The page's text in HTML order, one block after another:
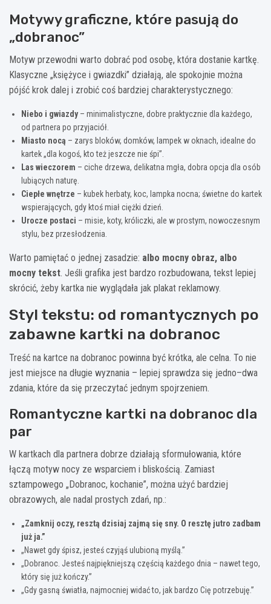
Motywy graficzne, które pasują do
„dobranoc”
Motyw przewodni warto dobrać pod osobę, która dostanie kartkę.
Klasyczne „księżyce i gwiazdki” działają, ale spokojnie można
pójść krok dalej i zrobić coś bardziej charakterystycznego:
Niebo i gwiazdy– minimalistyczne, dobre praktycznie dla każdego,
od partnera po przyjaciół.
Miasto nocą – zarys bloków, domków, lampek w oknach, idealne do
kartek „dla kogoś, kto też jeszcze nie śpi”.
Las wieczorem – ciche drzewa, delikatna mgła, dobra opcja dla osób
lubiących naturę.
Ciepłe wnętrze – kubek herbaty, koc, lampka nocna; świetne do kartek
wspierających, gdy ktoś miał ciężki dzień.
Urocze postaci – misie, koty, króliczki, ale w prostym, nowoczesnym
stylu, bez przesłodzenia.
Warto pamiętać o jednej zasadzie: albo mocny obraz, albo
mocny tekst. Jeśli grafika jest bardzo rozbudowana, tekst lepiej
skrócić, żeby kartka nie wyglądała jak plakat reklamowy.
Styl tekstu: od romantycznych po
zabawne kartki na dobranoc
Treść na kartce na dobranoc powinna być krótka, ale celna. To nie
jest miejsce na długie wyznania – lepiej sprawdza się jedno–dwa
zdania, które da się przeczytać jednym spojrzeniem.
Romantyczne kartki na dobranoc dla
par
W kartkach dla partnera dobrze działają sformułowania, które
łączą motyw nocy ze wsparciem i bliskością. Zamiast
sztampowego „Dobranoc, kochanie”, można użyć bardziej
obrazowych, ale nadal prostych zdań, np.:
„Zamknij oczy, resztą dzisiaj zajmą się sny. O resztę jutro zadbam
już ja.”
„Nawet gdy śpisz, jesteś czyjąś ulubioną myślą.”
„Dobranoc. Jesteś najpiękniejszą częścią każdego dnia – nawet tego,
który się już kończy.”
„Gdy gasną światła, najmocniej widać to, jak bardzo Cię potrzebuję.”